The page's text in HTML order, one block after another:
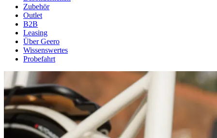
Zubehör
Outlet
B2B
Leasing
Über Geero
Wissenswertes
Probefahrt